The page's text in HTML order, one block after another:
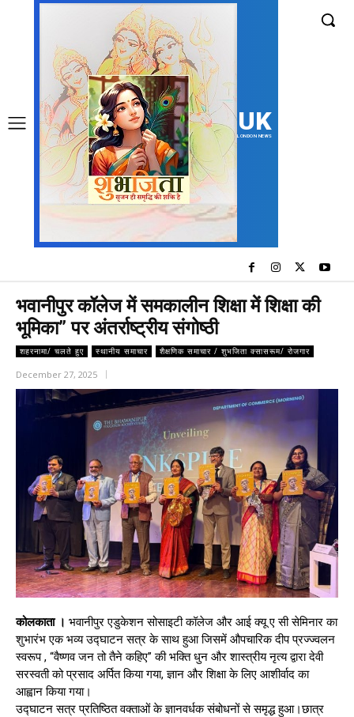
UK
LONDON NEWS
भवानीपुर कॉलेज में समकालीन शिक्षा में शिक्षा की
भूमिका” पर अंतर्राष्ट्रीय संगोष्ठी
शहरनामा/ चलते हुए स्थानीय समाचार शैक्षणिक समाचार / शुभजिता क्सासरूम/ रोजगार
December 27, 2025
कोलकाता । भवानीपुर एडुकेशन सोसाइटी कॉलेज और आई क्यू ए सी सेमिनार का
शुभारंभ एक भव्य उद्घाटन सत्र के साथ हुआ जिसमें औपचारिक दीप प्रज्ज्वलन
स्वरूप , “वैष्णव जन तो तैने कहिए” की भक्ति धुन और शास्त्रीय नृत्य द्वारा देवी
सरस्वती को प्रसाद अर्पित किया गया, ज्ञान और शिक्षा के लिए आशीर्वाद का
आह्वान किया गया।
उद्घाटन सत्र प्रतिष्ठित वक्ताओं के ज्ञानवर्धक संबोधनों से समृद्ध हुआ।छात्र